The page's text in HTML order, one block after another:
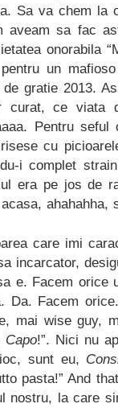
Sa va chem la
aveam sa fac
onorabila
un
gratie 2013.
curat, ce viata
Pentru seful
cu
i complet
era pe jos de
ahahahha,
care imi
incarcator,
e. Facem orice
Da. Facem
mai wise guy,
Capo!”. Nici nu
sunt eu,
pasta!” And
nostru, la care